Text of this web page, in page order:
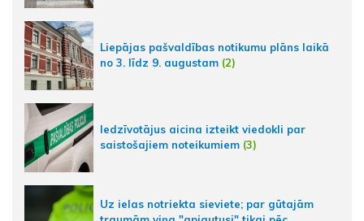
Liepājas pašvaldības notikumu plāns laikā
no 3. līdz 9. augustam (2)
Iedzīvotājus aicina izteikt viedokli par
saistošajiem noteikumiem (3)
Uz ielas notriekta sieviete; par gūtajām